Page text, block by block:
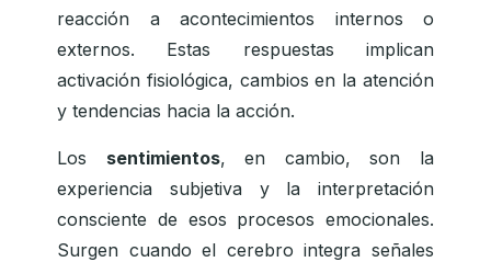
reacción a acontecimientos internos o
externos. Estas respuestas implican
activación fisiológica, cambios en la atención
y tendencias hacia la acción.
Los sentimientos, en cambio, son la
experiencia subjetiva y la interpretación
consciente de esos procesos emocionales.
Surgen cuando el cerebro integra señales